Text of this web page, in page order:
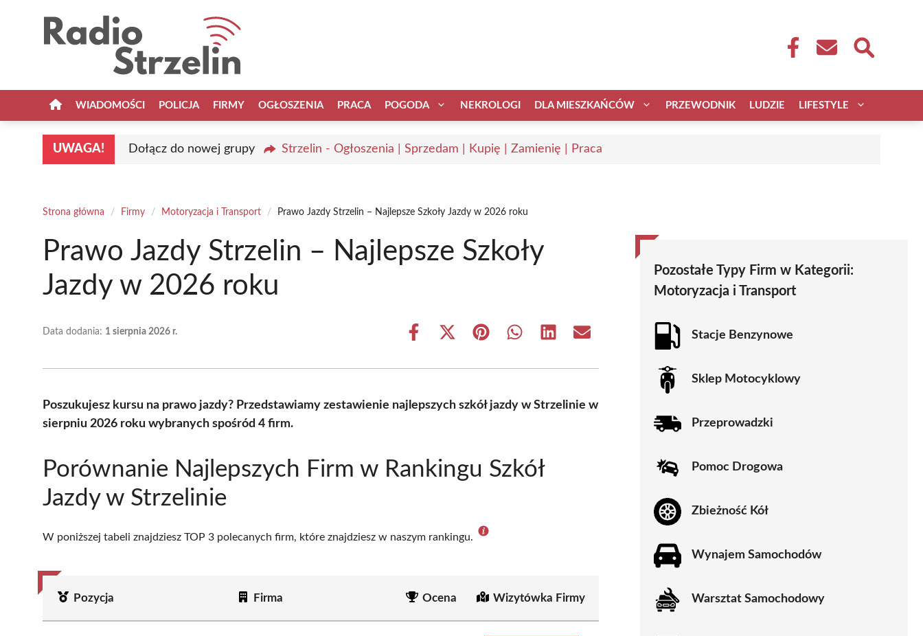
WIADOMOŚCI POLICJA FIRMY OGŁOSZENIA PRACA POGODA NEKROLOGI DLA MIESZKAŃCÓW PRZEWODNIK LUDZIE LIFESTYLE
UWAGA! Dołącz do nowej grupy Strzelin - Ogłoszenia | Sprzedam | Kupię | Zamienię | Praca
Strona główna / Firmy / Motoryzacja i Transport / Prawo Jazdy Strzelin – Najlepsze Szkoły Jazdy w 2026 roku
Prawo Jazdy Strzelin – Najlepsze Szkoły
Jazdy w 2026 roku
Data dodania: 1 sierpnia 2026 r.
Share
Share
(Twitter)
Share Share Share Share
Poszukujesz kursu na prawo jazdy? Przedstawiamy zestawienie najlepszych szkół jazdy w Strzelinie w
sierpniu 2026 roku wybranych spośród 4 firm.
Porównanie Najlepszych Firm w Rankingu Szkół
Jazdy w Strzelinie
W poniższej tabeli znajdziesz TOP 3 polecanych firm, które znajdziesz w naszym rankingu.
Pozycja Firma Ocena Wizytówka Firmy
Pozostałe Typy Firm w Kategorii:
Motoryzacja i Transport
Stacje Benzynowe
Sklep Motocyklowy
Przeprowadzki
Pomoc Drogowa
Zbieżność Kół
Wynajem Samochodów
Warsztat Samochodowy